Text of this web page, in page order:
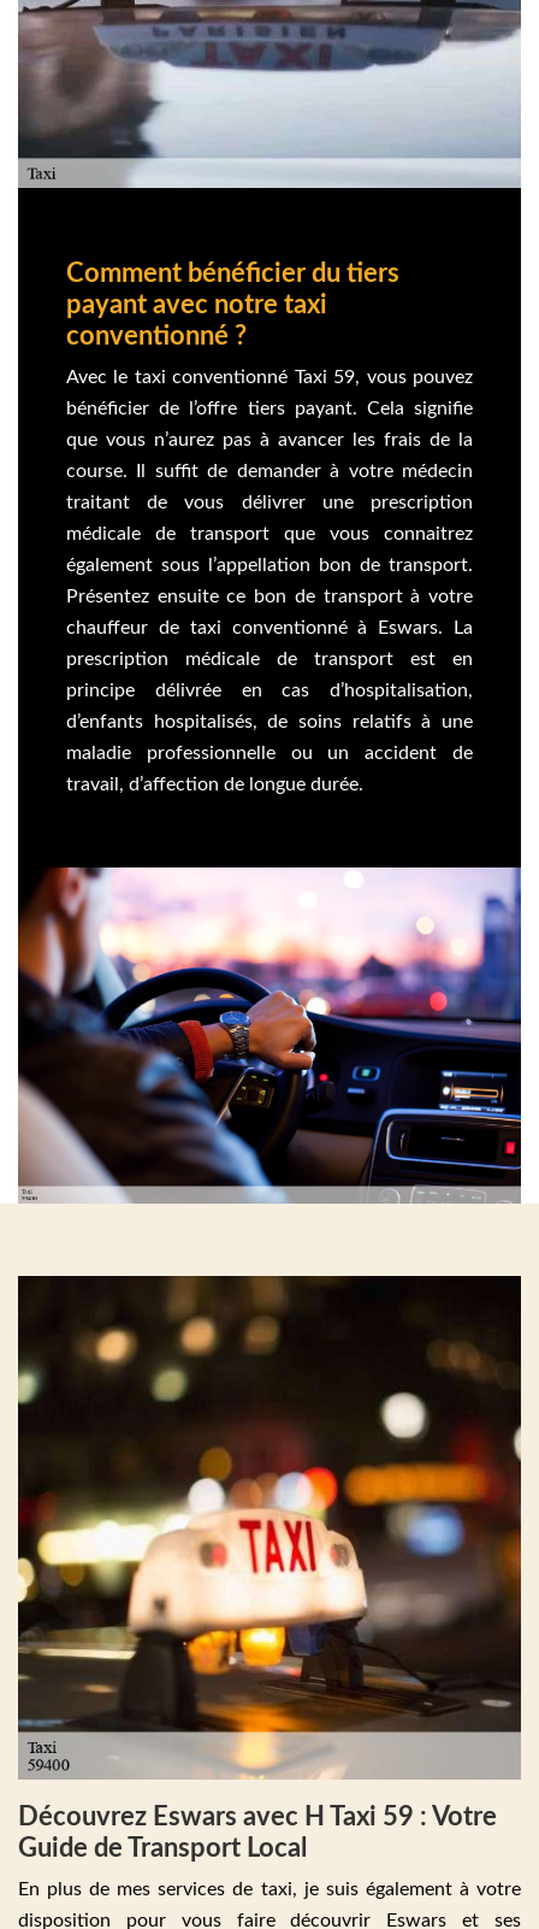
Comment bénéficier du tiers
payant avec notre taxi
conventionné ?
Avec le taxi conventionné Taxi 59, vous pouvez
bénéficier de l’offre tiers payant. Cela signifie
que vous n’aurez pas à avancer les frais de la
course. Il suffit de demander à votre médecin
traitant de vous délivrer une prescription
médicale de transport que vous connaitrez
également sous l’appellation bon de transport.
Présentez ensuite ce bon de transport à votre
chauffeur de taxi conventionné à Eswars. La
prescription médicale de transport est en
principe délivrée en cas d’hospitalisation,
d’enfants hospitalisés, de soins relatifs à une
maladie professionnelle ou un accident de
travail, d’affection de longue durée.
Découvrez Eswars avec H Taxi 59 : Votre
Guide de Transport Local
En plus de mes services de taxi, je suis également à votre
disposition pour vous faire découvrir Eswars et ses